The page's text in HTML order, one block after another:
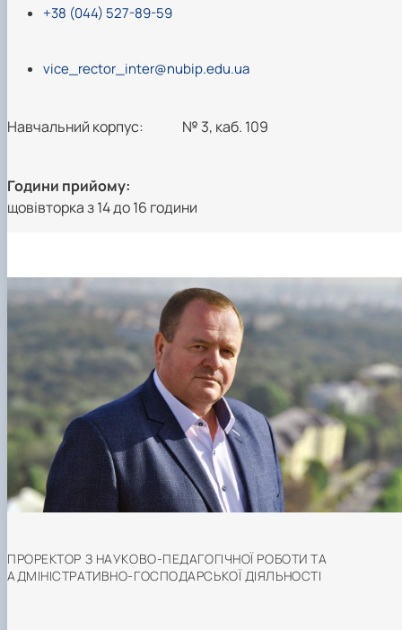
+38 (044) 527-89-59
vice_rector_inter@nubip.edu.ua
Навчальний корпус: № 3, каб. 109
Години прийому:
щовівторка з 14 до 16 години
ПРОРЕКТОР З НАУКОВО-ПЕДАГОГІЧНОЇ РОБОТИ ТА
АДМІНІСТРАТИВНО-ГОСПОДАРСЬКОЇ ДІЯЛЬНОСТІ